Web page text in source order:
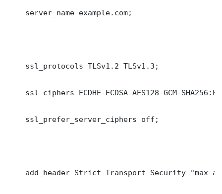
    server_name example.com;
    ssl_protocols TLSv1.2 TLSv1.3;
ssl_ciphers ECDHE-ECDSA-AES128-GCM-
    ssl_prefer_server_ciphers off;
add_header Strict-Transport-Security "max-